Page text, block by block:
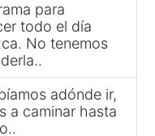
para
todo el día
No tenemos
adónde ir,
a caminar hasta